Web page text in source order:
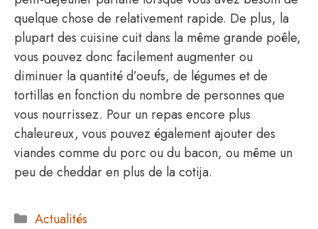
quelque chose de relativement rapide. De plus, la
plupart des cuisine cuit dans la même grande poêle,
vous pouvez donc facilement augmenter ou
diminuer la quantité d’oeufs, de légumes et de
tortillas en fonction du nombre de personnes que
vous nourrissez. Pour un repas encore plus
chaleureux, vous pouvez également ajouter des
viandes comme du porc ou du bacon, ou même un
peu de cheddar en plus de la cotija.
Catégories
Actualités